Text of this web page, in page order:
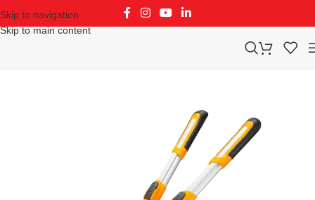
Skip to navigation
Skip to main content